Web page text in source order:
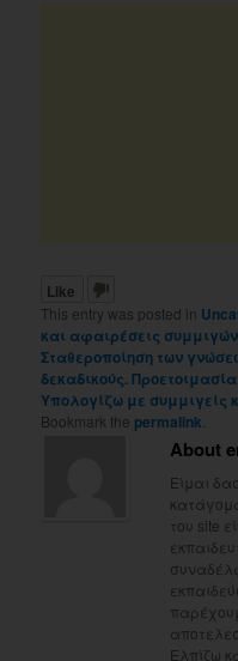
Like
This entry was posted in
και αφαιρέσεις
Σταθεροποίηση των
δεκαδικούς.
Υπολογίζω με συμμιγείς
Bookmark the permalink
About
Είμαι
του site
Ελπίζω